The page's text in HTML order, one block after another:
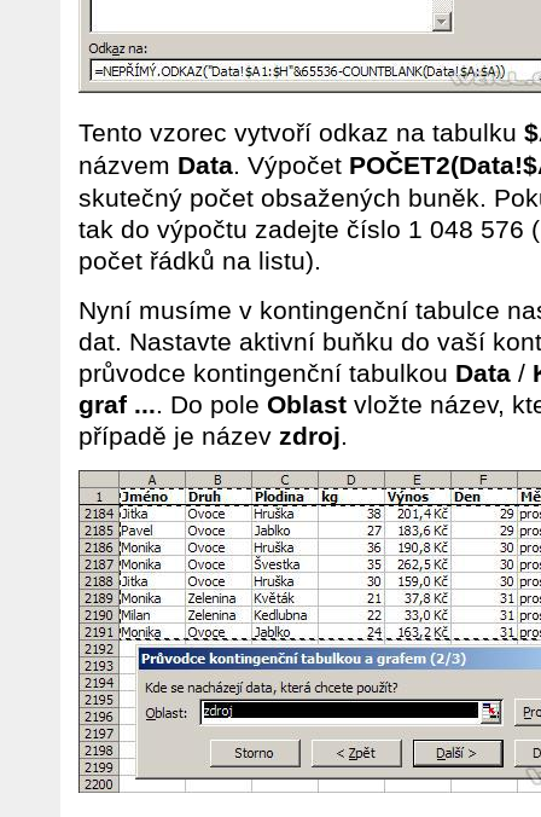
Tento vzorec vytvoří odkaz na tabulku
názvem Data. Výpočet
skutečný počet obsažených buněk.
tak do výpočtu zadejte číslo 1 048 576
počet řádků na listu).
Nyní musíme v kontingenční tabulce
dat. Nastavte aktivní buňku do vaší
průvodce kontingenční tabulkou Data /
graf .... Do pole Oblast vložte název,
případě je název zdroj.